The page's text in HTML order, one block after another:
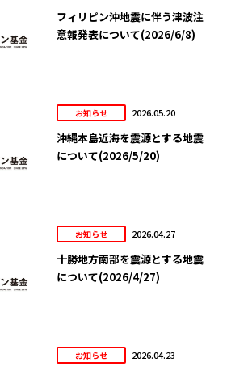
フィリピン沖地震に伴う津波注
意報発表について(2026/6/8)
お知らせ 2026.05.20
沖縄本島近海を震源とする地震
について(2026/5/20)
お知らせ 2026.04.27
十勝地方南部を震源とする地震
について(2026/4/27)
お知らせ 2026.04.23